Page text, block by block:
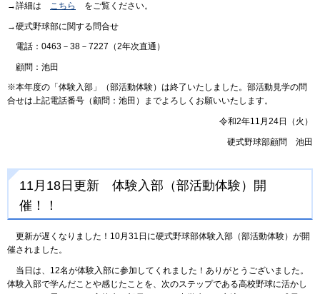
→詳細は こちら をご覧ください。
→硬式野球部に関する問合せ
電話：0463－38－7227（2年次直通）
顧問：池田
※本年度の「体験入部」（部活動体験）は終了いたしました。部活動見学の問
合せは上記電話番号（顧問：池田）までよろしくお願いいたします。
令和2年11月24日（火）
硬式野球部顧問 池田
11月18日更新 体験入部（部活動体験）開
催！！
更新が遅くなりました！10月31日に硬式野球部体験入部（部活動体験）が開
催されました。
当日は、12名が体験入部に参加してくれました！ありがとうございました。
体験入部で学んだことや感じたことを、次のステップである高校野球に活かし